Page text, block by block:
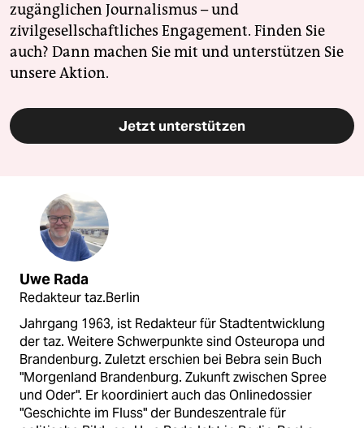
zugänglichen Journalismus – und
zivilgesellschaftliches Engagement. Finden Sie
auch? Dann machen Sie mit und unterstützen Sie
unsere Aktion.
Jetzt unterstützen
Uwe Rada
Redakteur taz.Berlin
Jahrgang 1963, ist Redakteur für Stadtentwicklung
der taz. Weitere Schwerpunkte sind Osteuropa und
Brandenburg. Zuletzt erschien bei Bebra sein Buch
"Morgenland Brandenburg. Zukunft zwischen Spree
und Oder". Er koordiniert auch das Onlinedossier
"Geschichte im Fluss" der Bundeszentrale für